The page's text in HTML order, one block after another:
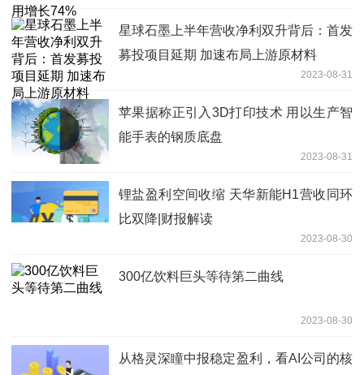
星球石墨上半年营收净利双升背后：首发
募投项目延期 加速布局上游原材料
2023-08-31
苹果据称正引入3D打印技术 用以生产智
能手表的钢质底盘
2023-08-31
锂盐盈利空间收缩 天华新能H1营收同环
比双降|财报解读
2023-08-30
300亿饮料巨头等待第二曲线
2023-08-30
从格灵深瞳中报稳定盈利，看AI公司的核